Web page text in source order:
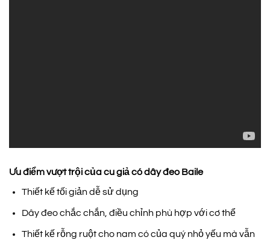
Ưu điểm vượt trội của cu giả có dây đeo Baile
Thiết kế tối giản dễ sử dụng
Dây đeo chắc chắn, điều chỉnh phù hợp với cơ thể
Thiết kế rỗng ruột cho nam có của quý nhỏ yếu mà vẫn